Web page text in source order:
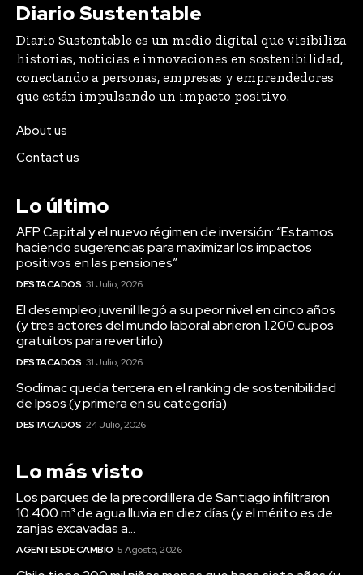
Diario Sustentable
Diario Sustentable es un medio digital que visibiliza
historias, noticias e innovaciones en sostenibilidad,
conectando a personas, empresas y emprendedores
que están impulsando un impacto positivo.
About us
Contact us
Lo último
AFP Capital y el nuevo régimen de inversión: “Estamos
haciendo sugerencias para maximizar los impactos
positivos en las pensiones”
DESTACADOS 31 Julio, 2026
El desempleo juvenil llegó a su peor nivel en cinco años
(y tres actores del mundo laboral abrieron 1.200 cupos
gratuitos para revertirlo)
DESTACADOS 31 Julio, 2026
Sodimac queda tercera en el ranking de sostenibilidad
de Ipsos (y primera en su categoría)
DESTACADOS 24 Julio, 2026
Lo más visto
Los parques de la precordillera de Santiago infiltraron
10.400 m³ de agua lluvia en diez días (y el mérito es de
zanjas excavadas a...
AGENTES DE CAMBIO 5 Agosto, 2026